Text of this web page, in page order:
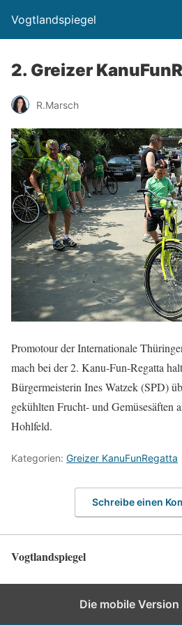
Vogtlandspiegel
2. Greizer
R.Marsch
Promotour der Internationale
mach bei der 2. Kanu-Fun-Regatta
Bürgermeisterin Ines Watzek (SPD)
gekühlten Frucht- und Gemüsesäften
Hohlfeld.
Kategorien: Greizer KanuFunRegatta
Schreibe einen
Vogtlandspiegel
Die mobile